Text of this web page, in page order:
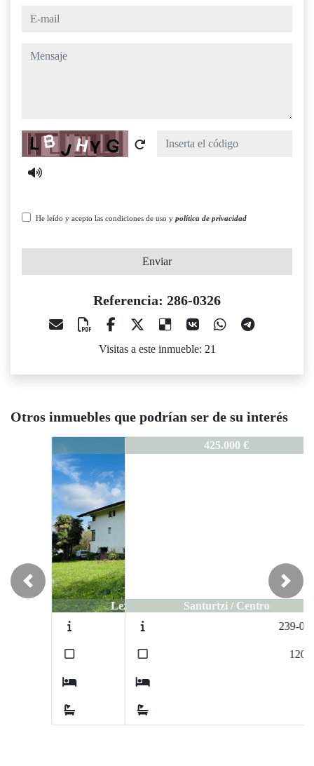
e-mail
mensaje
Captcha
He leído y acepto las condiciones de uso y política de privacidad
Enviar
Referencia: 286-0326
Visitas a este inmueble: 21
Otros inmuebles que podrían ser de su interés
286-0326
Santurtzi / Centro
Previous Next